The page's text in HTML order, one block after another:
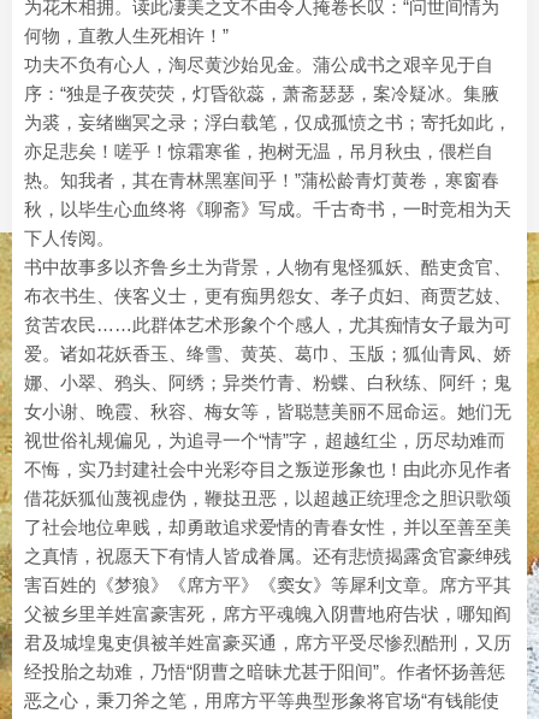
为花木相拥。读此凄美之文不由令人掩卷长叹：“问世间情为
何物，直教人生死相许！”
功夫不负有心人，淘尽黄沙始见金。蒲公成书之艰辛见于自
序：“独是子夜荧荧，灯昏欲蕊，萧斋瑟瑟，案冷疑冰。集腋
为裘，妄绪幽冥之录；浮白载笔，仅成孤愤之书；寄托如此，
亦足悲矣！嗟乎！惊霜寒雀，抱树无温，吊月秋虫，偎栏自
热。知我者，其在青林黑塞间乎！”蒲松龄青灯黄卷，寒窗春
秋，以毕生心血终将《聊斋》写成。千古奇书，一时竞相为天
下人传阅。
书中故事多以齐鲁乡土为背景，人物有鬼怪狐妖、酷吏贪官、
布衣书生、侠客义士，更有痴男怨女、孝子贞妇、商贾艺妓、
贫苦农民……此群体艺术形象个个感人，尤其痴情女子最为可
爱。诸如花妖香玉、绛雪、黄英、葛巾、玉版；狐仙青凤、娇
娜、小翠、鸦头、阿绣；异类竹青、粉蝶、白秋练、阿纤；鬼
女小谢、晚霞、秋容、梅女等，皆聪慧美丽不屈命运。她们无
视世俗礼规偏见，为追寻一个“情”字，超越红尘，历尽劫难而
不悔，实乃封建社会中光彩夺目之叛逆形象也！由此亦见作者
借花妖狐仙蔑视虚伪，鞭挞丑恶，以超越正统理念之胆识歌颂
了社会地位卑贱，却勇敢追求爱情的青春女性，并以至善至美
之真情，祝愿天下有情人皆成眷属。还有悲愤揭露贪官豪绅残
害百姓的《梦狼》《席方平》《窦女》等犀利文章。席方平其
父被乡里羊姓富豪害死，席方平魂魄入阴曹地府告状，哪知阎
君及城堭鬼吏俱被羊姓富豪买通，席方平受尽惨烈酷刑，又历
经投胎之劫难，乃悟“阴曹之暗昧尤甚于阳间”。作者怀扬善惩
恶之心，秉刀斧之笔，用席方平等典型形象将官场“有钱能使